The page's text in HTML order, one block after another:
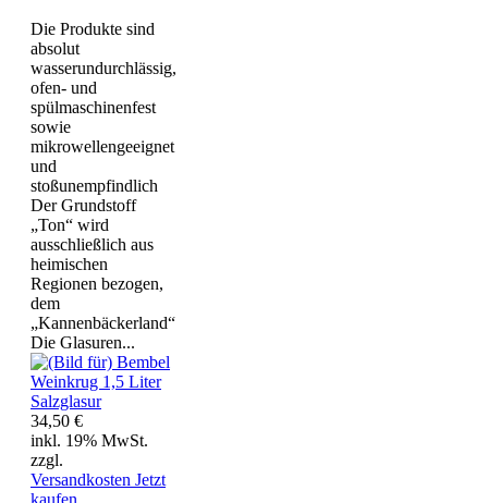
Die Produkte sind
absolut
wasserundurchlässig,
ofen- und
spülmaschinenfest
sowie
mikrowellengeeignet
und
stoßunempfindlich
Der Grundstoff
„Ton“ wird
ausschließlich aus
heimischen
Regionen bezogen,
dem
„Kannenbäckerland“
Die Glasuren...
34,50 €
inkl. 19% MwSt.
zzgl.
Versandkosten Jetzt